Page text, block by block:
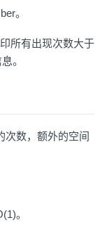
。
所有出现次数大于
。
次数，额外的空间
。